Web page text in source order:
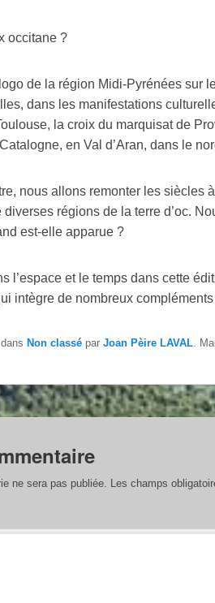
occitane ?
de la région Midi-Pyrénées sur
dans les manifestations
la croix du marquisat de
en Val d’Aran, dans le
nous allons remonter les siècles
régions de la terre d’oc.
est-elle apparue ?
l’espace et le temps dans cette
intègre de nombreux
Non classé par Joan Pèire LAVAL.
ne sera pas publiée. Les champs